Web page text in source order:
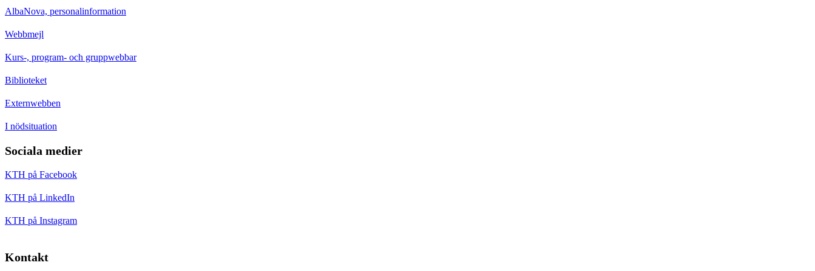
AlbaNova, personalinformation
Webbmejl
Kurs-, program- och gruppwebbar
Biblioteket
Externwebben
I nödsituation
Sociala medier
KTH på Facebook
KTH på LinkedIn
KTH på Instagram
Kontakt